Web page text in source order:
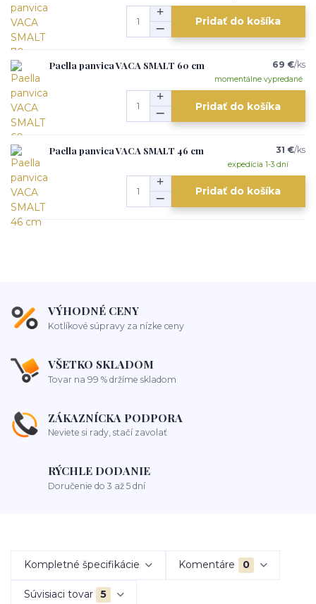
Pridať do košíka
Paella panvica VACA SMALT 60 cm 69 €/ks
momentálne vypredané
Pridať do košíka
Paella panvica VACA SMALT 46 cm 31 €/ks
expedícia 1-3 dní
Pridať do košíka
VÝHODNÉ CENY
Kotlíkové súpravy za nízke ceny
VŠETKO SKLADOM
Tovar na 99 % držíme skladom
ZÁKAZNÍCKA PODPORA
Neviete si rady, stačí zavolať
RÝCHLE DODANIE
Doručenie do 3 až 5 dní
Kompletné špecifikácie Komentáre 0
Súvisiaci tovar 5